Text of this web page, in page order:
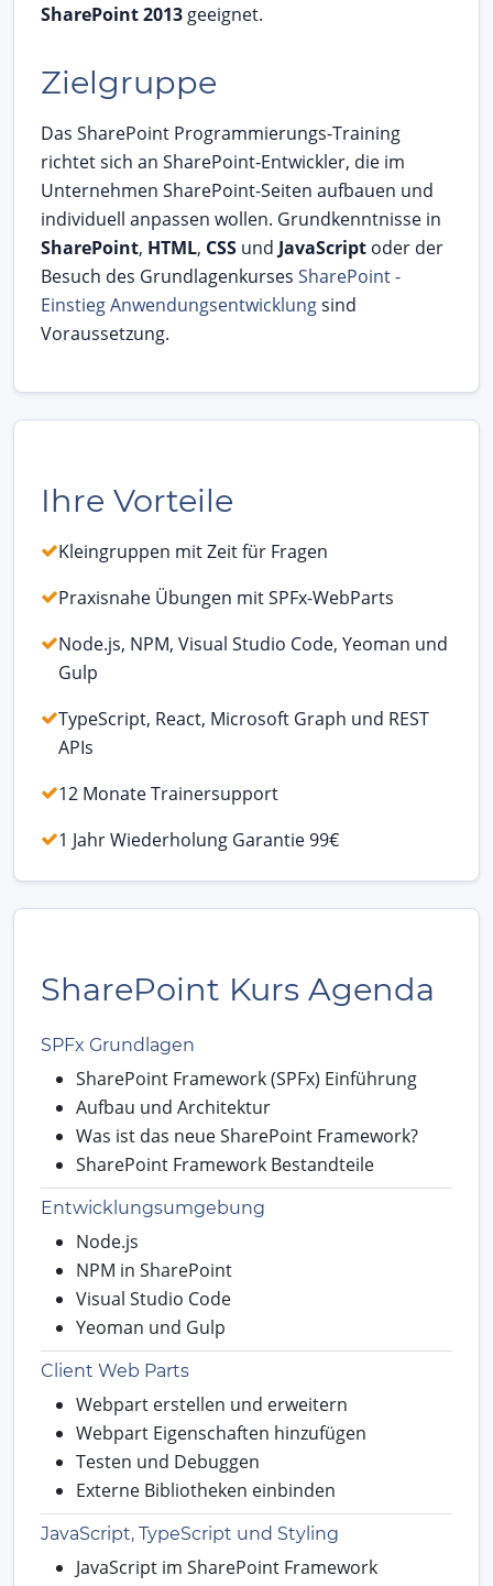
SharePoint 2013 geeignet.
Zielgruppe
Das SharePoint Programmierungs-Training
richtet sich an SharePoint-Entwickler, die im
Unternehmen SharePoint-Seiten aufbauen und
individuell anpassen wollen. Grundkenntnisse in
SharePoint, HTML, CSS und JavaScript oder der
Besuch des Grundlagenkurses SharePoint -
Einstieg Anwendungsentwicklungsind
Voraussetzung.
Ihre Vorteile
Kleingruppen mit Zeit für Fragen
Praxisnahe Übungen mit SPFx-WebParts
Node.js, NPM, Visual Studio Code, Yeoman und
Gulp
TypeScript, React, Microsoft Graph und REST
APIs
12 Monate Trainersupport
1 Jahr Wiederholung Garantie 99€
SharePoint Kurs Agenda
SPFx Grundlagen
SharePoint Framework (SPFx) Einführung
Aufbau und Architektur
Was ist das neue SharePoint Framework?
SharePoint Framework Bestandteile
Entwicklungsumgebung
Node.js
NPM in SharePoint
Visual Studio Code
Yeoman und Gulp
Client Web Parts
Webpart erstellen und erweitern
Webpart Eigenschaften hinzufügen
Testen und Debuggen
Externe Bibliotheken einbinden
JavaScript, TypeScript und Styling
JavaScript im SharePoint Framework